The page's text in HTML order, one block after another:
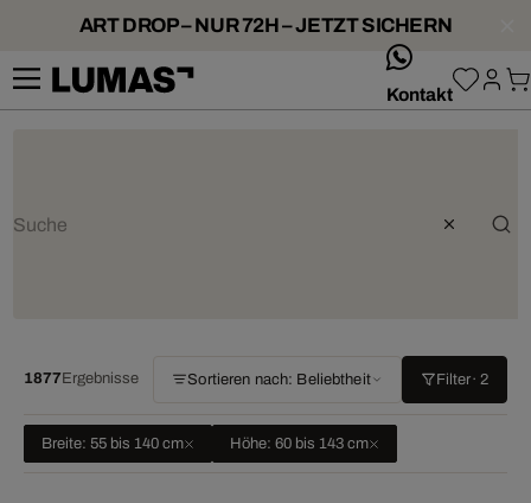
ART DROP – NUR 72H – JETZT SICHERN
Kontakt
1877Ergebnisse Sortieren nach: Beliebtheit Filter· 2
Breite: 55 bis 140 cm Höhe: 60 bis 143 cm